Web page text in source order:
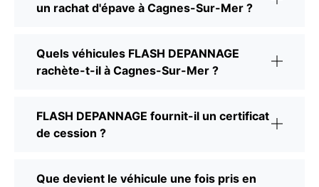
un rachat d'épave à Cagnes-Sur-Mer ?
Quels véhicules FLASH DEPANNAGE
rachète-t-il à Cagnes-Sur-Mer ?
FLASH DEPANNAGE fournit-il un certificat
de cession ?
Que devient le véhicule une fois pris en